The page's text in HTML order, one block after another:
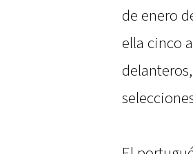
de enero
ella cinco